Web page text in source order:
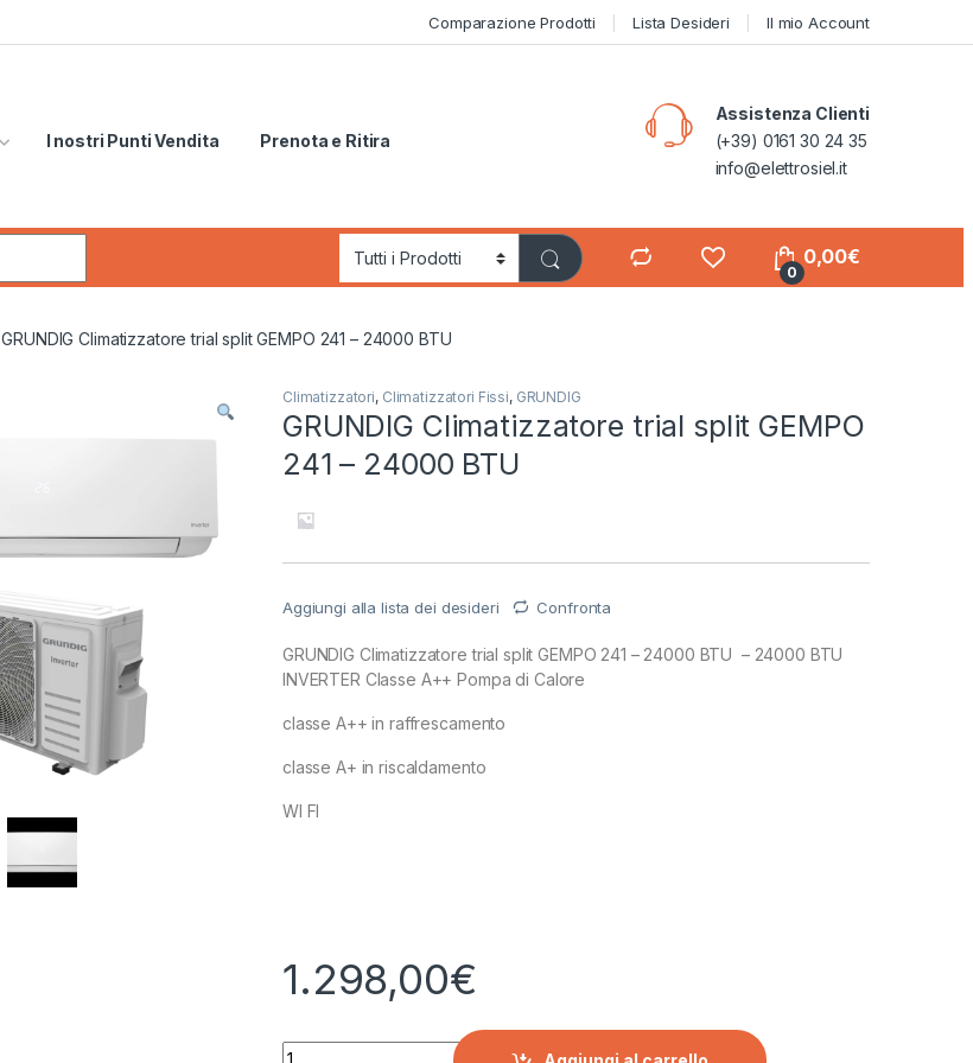
Comparazione Prodotti Lista Desideri Il mio Account
I nostri Punti Vendita Prenota e Ritira
Assistenza Clienti
(+39) 0161 30 24 35
info@elettrosiel.it
0
0,00€
GRUNDIG Climatizzatore trial split GEMPO 241 – 24000 BTU
Climatizzatori, Climatizzatori Fissi, GRUNDIG
GRUNDIG Climatizzatore trial split GEMPO
241 – 24000 BTU
Aggiungi alla lista dei desideri Confronta
GRUNDIG Climatizzatore trial split GEMPO 241 – 24000 BTU – 24000 BTU
INVERTER Classe A++ Pompa di Calore
classe A++ in raffrescamento
classe A+ in riscaldamento
WI FI
1.298,00€
GRUNDIG Climatizzatore trial split GEMPO 241 - 24000 BTU quantity